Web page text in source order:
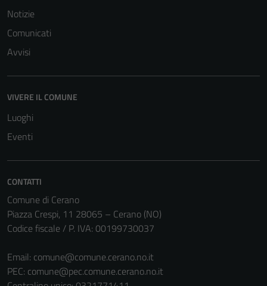
Notizie
Comunicati
Avvisi
VIVERE IL COMUNE
Luoghi
Eventi
CONTATTI
Comune di Cerano
Piazza Crespi, 11 28065 – Cerano (NO)
Codice fiscale / P. IVA: 00199730037
Email: comune@comune.cerano.no.it
PEC: comune@pec.comune.cerano.no.it